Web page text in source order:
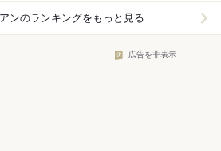
ンのランキングをもっと見る
広告を非表示